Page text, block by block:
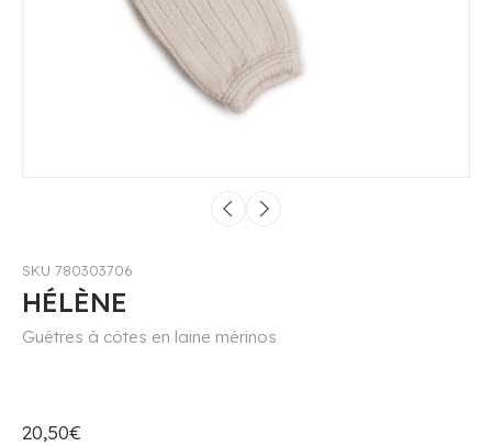
SKU 780303706
HÉLÈNE
Guêtres à côtes en laine mérinos
20,50€